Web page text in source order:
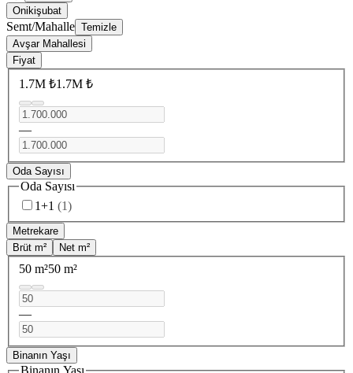
Onikişubat
Semt/Mahalle Temizle
Avşar Mahallesi
Fiyat
1.7M ₺1.7M ₺
—
Oda Sayısı
Oda Sayısı
1+1 (1)
Metrekare
Brüt m²
Net m²
50 m²50 m²
—
Binanın Yaşı
Binanın Yaşı